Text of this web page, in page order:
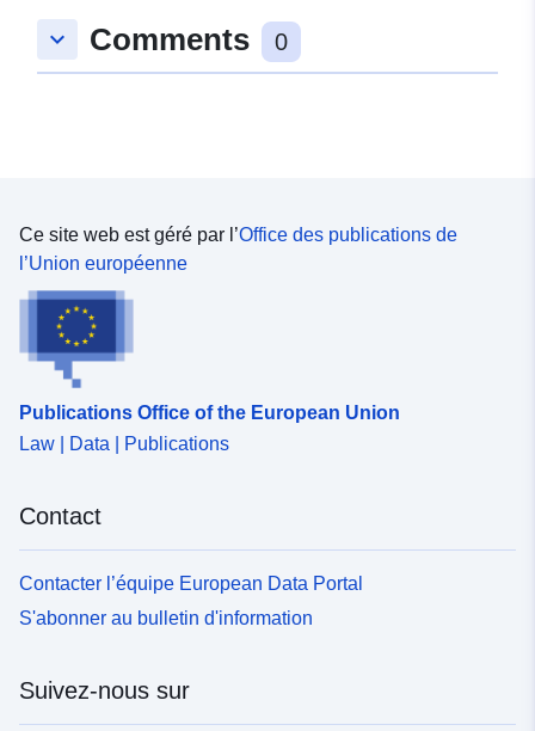
keyboard_arrow_down Comments 0
Ce site web est géré par l’Office des publications de
l’Union européenne
Publications Office of the European Union
Law | Data | Publications
Contact
Contacter l’équipe European Data Portal
S'abonner au bulletin d'information
Suivez-nous sur